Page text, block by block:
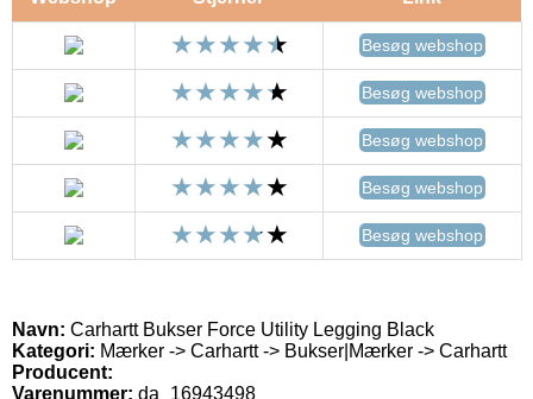
Besøg webshop
Besøg webshop
Besøg webshop
Besøg webshop
Besøg webshop
Navn: Carhartt Bukser Force Utility Legging Black
Kategori: Mærker -> Carhartt -> Bukser|Mærker -> Carhartt
Producent:
Varenummer: da_16943498